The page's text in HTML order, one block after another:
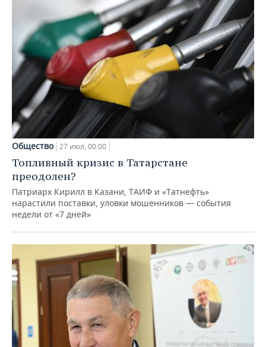
Общество 27 июл, 00:00
Топливный кризис в Татарстане
преодолен?
Патриарх Кирилл в Казани, ТАИФ и «Татнефть»
нарастили поставки, уловки мошенников — события
недели от «7 дней»